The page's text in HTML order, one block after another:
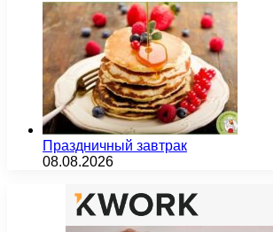
Праздничный завтрак
08.08.2026